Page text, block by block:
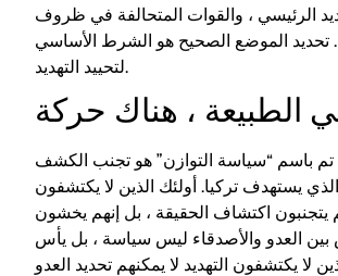
الرئيسي ، والقوات المتحالفة في ظروف
تحديد الموضع الصحيح هو الشرط الأساسي
لتحييد التهديد.
الطبيعة ، هناك حركة
تم باسم “سياسة التوازن” هو تجنب الكشف
يستهدف تركيا. أولئك الذين لا يكتشفون
يتجنبون اكتشاف الحقيقة ، بل إنهم يخشون
العدو والأصدقاء ليس سياسة ، بل يأس
لا يكتشفون التهديد لا يمكنهم تحديد العدو